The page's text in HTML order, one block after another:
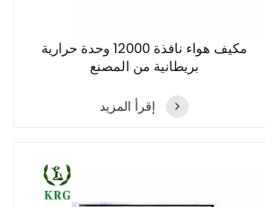
مكيف هواء نافذة 12000 وحدة حرارية
بريطانية من المصنع
إقرأ المزيد